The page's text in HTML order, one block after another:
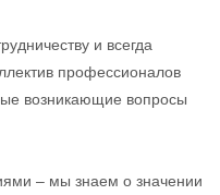
и всегда
профессионалов
возникающие вопросы
– мы знаем о значении